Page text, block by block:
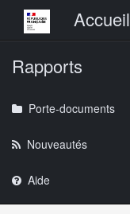
Menu principalAccueil
Rapports
Porte-documents
Nouveautés
Aide